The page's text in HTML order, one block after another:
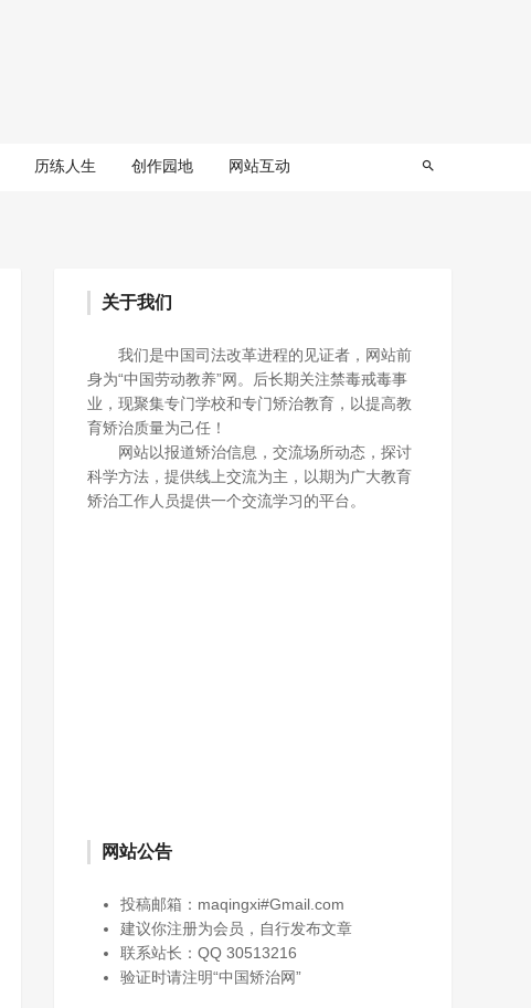
历练人生 创作园地 网站互动
关于我们
我们是中国司法改革进程的见证者，网站前
身为“中国劳动教养”网。后长期关注禁毒戒毒事
业，现聚集专门学校和专门矫治教育，以提高教
育矫治质量为己任！
网站以报道矫治信息，交流场所动态，探讨
科学方法，提供线上交流为主，以期为广大教育
矫治工作人员提供一个交流学习的平台。
网站公告
投稿邮箱：maqingxi#Gmail.com
建议你注册为会员，自行发布文章
联系站长：QQ 30513216
验证时请注明“中国矫治网”